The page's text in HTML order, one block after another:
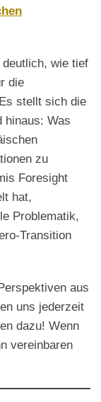
wie tief
die
stellt sich die
hinaus: Was
zu
Foresight
hat,
Problematik,
Transition
aus
uns jederzeit
dazu! Wenn
vereinbaren